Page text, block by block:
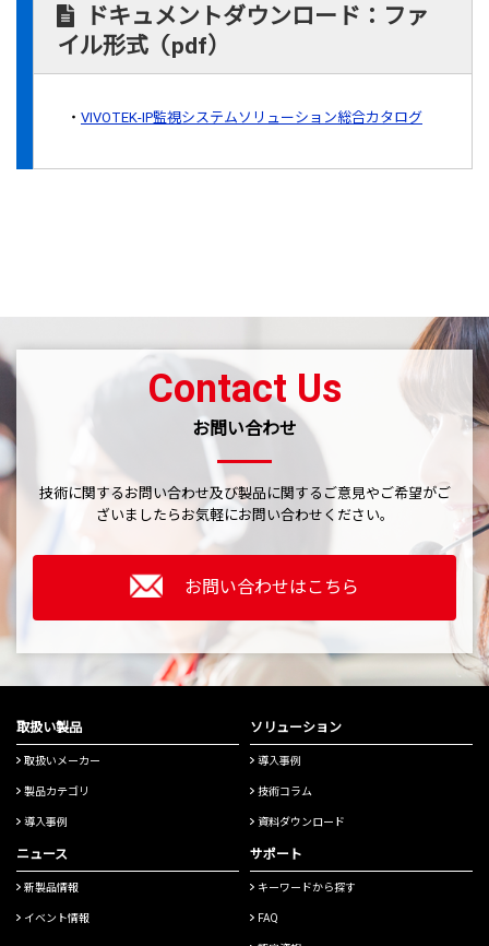
ドキュメントダウンロード：ファ
イル形式（pdf）
VIVOTEK-IP監視システムソリューション総合カタログ
Contact Us
お問い合わせ
技術に関するお問い合わせ及び製品に関するご意見やご希望がご
ざいましたら お気軽にお問い合わせください。
お問い合わせはこちら
取扱い製品
取扱いメーカー
製品カテゴリ
導入事例
ソリューション
導入事例
技術コラム
資料ダウンロード
ニュース
新製品情報
イベント情報
サポート
キーワードから探す
FAQ